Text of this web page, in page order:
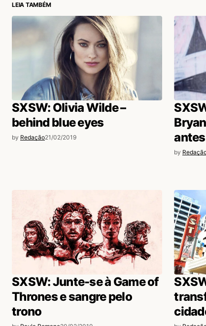
LEIA TAMBÉM
SXSW: Olivia Wilde –
behind blue eyes
by Redação21/02/2019
antes
by
SXSW: Junte-se à Game of
Thrones e sangre pelo
trono